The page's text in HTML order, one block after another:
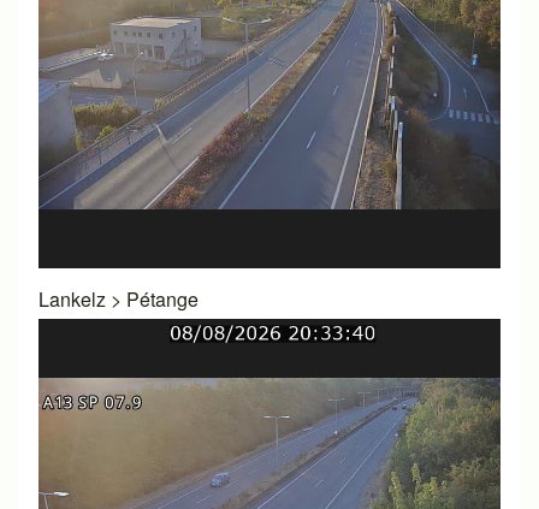
Lankelz > Pétange